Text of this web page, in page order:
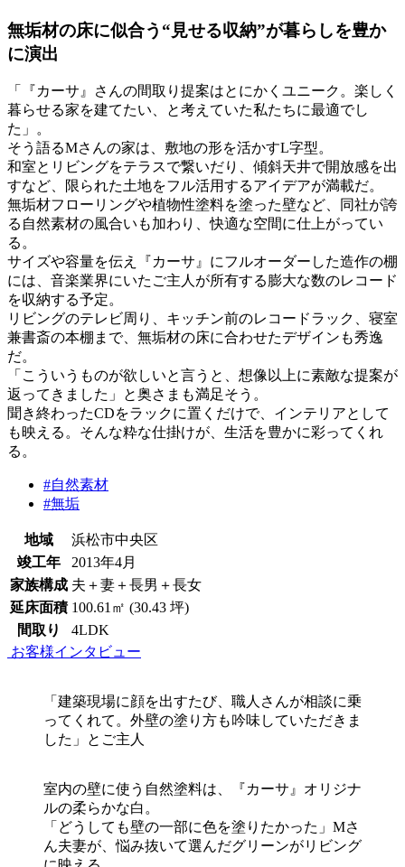
無垢材の床に似合う“見せる収納”が暮らしを豊か
に演出
「『カーサ』さんの間取り提案はとにかくユニーク。楽しく
暮らせる家を建てたい、と考えていた私たちに最適でし
た」。
そう語るMさんの家は、敷地の形を活かすL字型。
和室とリビングをテラスで繋いだり、傾斜天井で開放感を出
すなど、限られた土地をフル活用するアイデアが満載だ。
無垢材フローリングや植物性塗料を塗った壁など、同社が誇
る自然素材の風合いも加わり、快適な空間に仕上がってい
る。
サイズや容量を伝え『カーサ』にフルオーダーした造作の棚
には、音楽業界にいたご主人が所有する膨大な数のレコード
を収納する予定。
リビングのテレビ周り、キッチン前のレコードラック、寝室
兼書斎の本棚まで、無垢材の床に合わせたデザインも秀逸
だ。
「こういうものが欲しいと言うと、想像以上に素敵な提案が
返ってきました」と奥さまも満足そう。
聞き終わったCDをラックに置くだけで、インテリアとして
も映える。そんな粋な仕掛けが、生活を豊かに彩ってくれ
る。
#自然素材
#無垢
地域
浜松市中央区
竣工年
2013年4月
家族構成 夫＋妻＋長男＋長女
延床面積 100.61㎡ (30.43 坪)
間取り
4LDK
お客様インタビュー
「建築現場に顔を出すたび、職人さんが相談に乗
ってくれて。外壁の塗り方も吟味していただきま
した」とご主人
室内の壁に使う自然塗料は、『カーサ』オリジナ
ルの柔らかな白。
「どうしても壁の一部に色を塗りたかった」Mさ
ん夫妻が、悩み抜いて選んだグリーンがリビング